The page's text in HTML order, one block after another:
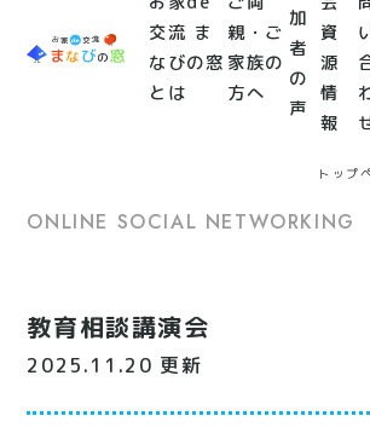
交流 ま
なびの窓
とは
親・ご
家族の
方へ
加
者
の
声
資
源
情
報
トップ
ONLINE SOCIAL NETWORKING
教育相談講演会
2025.11.20 更新